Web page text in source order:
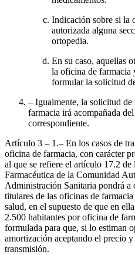
Indicación sobre si la
autorizada alguna
ortopedia.
En su caso, aquellas
la oficina de farmacia
formular la solicitud
– Igualmente, la solicitud
farmacia irá acompañada
correspondiente.
Artículo 3 – 1.– En los casos de
oficina de farmacia, con carácter
al que se refiere el artículo 17.2
Farmacéutica de la Comunidad
Administración Sanitaria pondrá a
titulares de las oficinas de
salud, en el supuesto de que en
2.500 habitantes por oficina de
formulada para que, si lo estiman
amortización aceptando el precio
transmisión.